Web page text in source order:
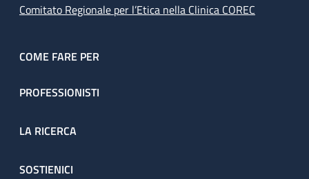
Comitato Regionale per l’Etica nella Clinica COREC
COME FARE PER
PROFESSIONISTI
LA RICERCA
SOSTIENICI